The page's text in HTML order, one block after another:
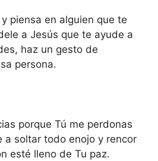
piensa en alguien que te
a Jesús que te ayude a
haz un gesto de
persona.
porque Tú me perdonas
a soltar todo enojo y rencor
esté lleno de Tu paz.